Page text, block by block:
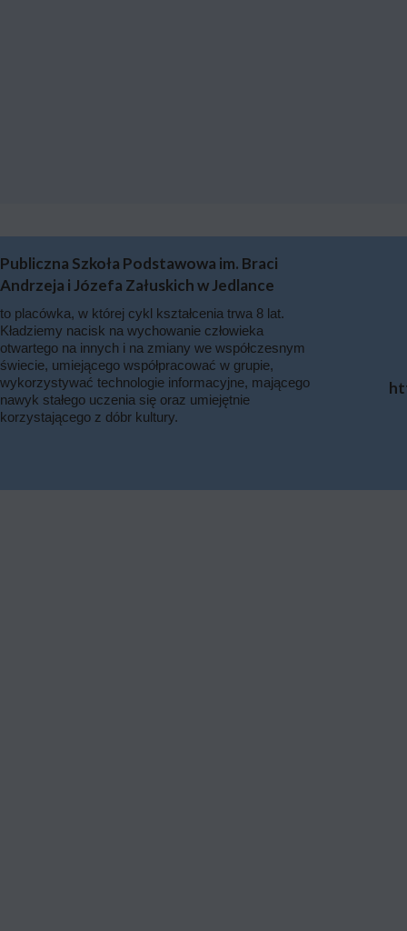
to placówka, w której cykl kształcenia trwa 8 lat.
Kładziemy nacisk na wychowanie człowieka
otwartego na innych i na zmiany we współczesnym
świecie, umiejącego współpracować w grupie,
wykorzystywać technologie informacyjne, mającego
nawyk stałego uczenia się oraz umiejętnie
korzystającego z dóbr kultury.
Publiczna Szkoła Podstawowa im. Braci
Andrzeja i Józefa Załuskich w Jedlance